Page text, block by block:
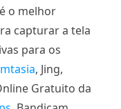
o melhor
capturar a tela
para os
, Jing,
Gratuito da